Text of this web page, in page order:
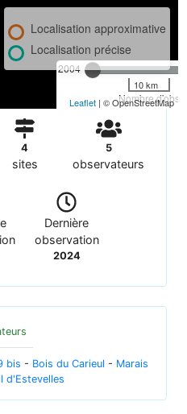
2004
Nombre
Localisation approximative
Localisation précise
10 km
Leaflet | © OpenStreetMap
4
sites
5
observateurs
Dernière
observation
2024
bis - Bois du Carieul - Marais
d'Estevelles